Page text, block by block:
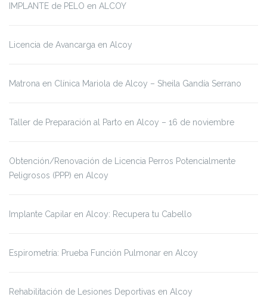
IMPLANTE de PELO en ALCOY
Licencia de Avancarga en Alcoy
Matrona en Clínica Mariola de Alcoy – Sheila Gandía Serrano
Taller de Preparación al Parto en Alcoy – 16 de noviembre
Obtención/Renovación de Licencia Perros Potencialmente
Peligrosos (PPP) en Alcoy
Implante Capilar en Alcoy: Recupera tu Cabello
Espirometría: Prueba Función Pulmonar en Alcoy
Rehabilitación de Lesiones Deportivas en Alcoy